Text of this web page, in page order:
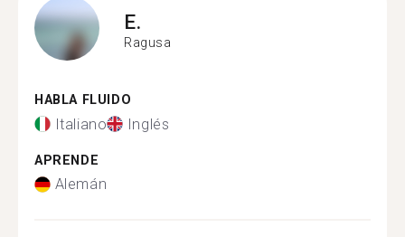
E.
Ragusa
HABLA FLUIDO
Italiano Inglés
APRENDE
Alemán